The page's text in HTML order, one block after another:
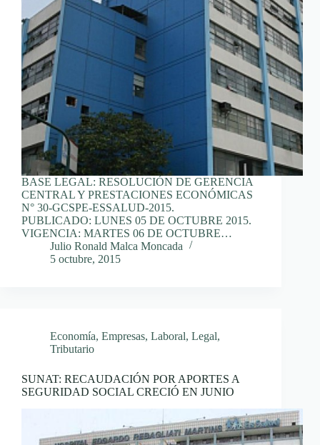
BASE LEGAL: RESOLUCIÓN DE GERENCIA
CENTRAL Y PRESTACIONES ECONÓMICAS
N° 30-GCSPE-ESSALUD-2015.
PUBLICADO: LUNES 05 DE OCTUBRE 2015.
VIGENCIA: MARTES 06 DE OCTUBRE…
Julio Ronald Malca Moncada
5 octubre, 2015
Economía, Empresas, Laboral, Legal,
Tributario
SUNAT: RECAUDACIÓN POR APORTES A
SEGURIDAD SOCIAL CRECIÓ EN JUNIO